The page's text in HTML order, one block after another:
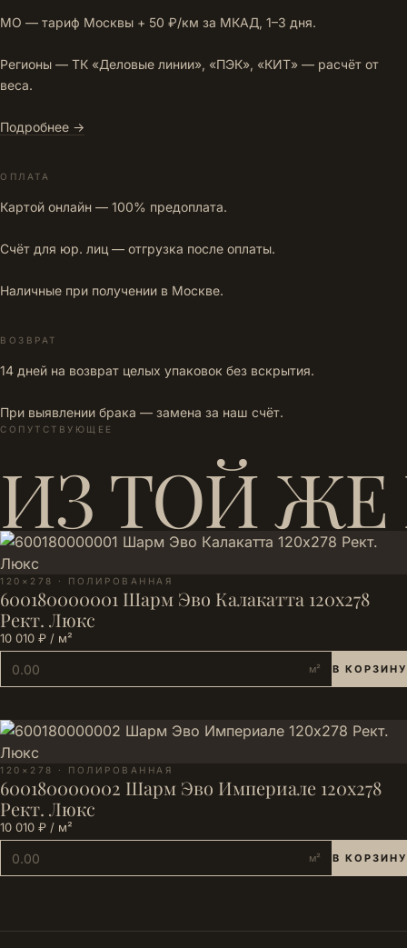
МО — тариф Москвы + 50 ₽/км за МКАД, 1–3 дня.
Регионы — ТК «Деловые линии», «ПЭК», «КИТ» — расчёт от
веса.
Подробнее →
ОПЛАТА
Картой онлайн — 100% предоплата.
Счёт для юр. лиц — отгрузка после оплаты.
Наличные при получении в Москве.
ВОЗВРАТ
14 дней на возврат целых упаковок без вскрытия.
При выявлении брака — замена за наш счёт.
СОПУТСТВУЮЩЕЕ
ИЗ ТОЙ ЖЕ
120×278 · ПОЛИРОВАННАЯ
600180000001 Шарм Эво Калакатта 120х278
Рект. Люкс
10 010 ₽ / м²
м² В КОРЗИНУ
120×278 · ПОЛИРОВАННАЯ
600180000002 Шарм Эво Империале 120х278
Рект. Люкс
10 010 ₽ / м²
м² В КОРЗИНУ